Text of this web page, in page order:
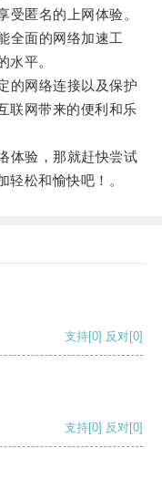
匿名的上网体验。
面的网络加速工
水平。
网络连接以及保护
联网带来的便利和乐
验，那就赶快尝试
轻松和愉快吧！。
支持[0] 反对[0]
支持[0] 反对[0]